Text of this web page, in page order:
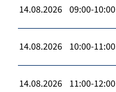
14.08.2026 09:00-10:00
14.08.2026 10:00-11:00
14.08.2026 11:00-12:00